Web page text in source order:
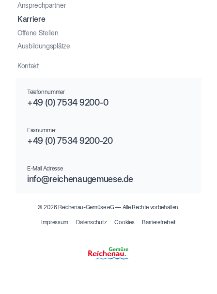
Ansprechpartner
Karriere
Offene Stellen
Ausbildungsplätze
Kontakt
Telefonnummer
+49 (0) 7534 9200-0
Faxnummer
+49 (0) 7534 9200-20
E-Mail Adresse
info@reichenaugemuese.de
© 2026 Reichenau-Gemüse eG –– Alle Rechte vorbehalten.
Impressum Datenschutz Cookies Barrierefreiheit